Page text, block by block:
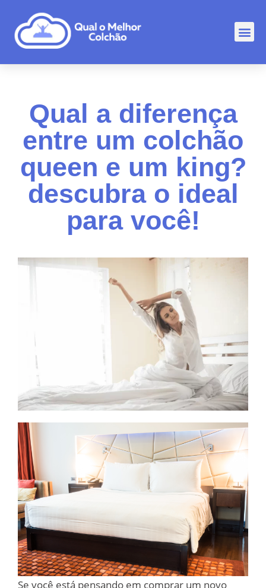
Qual a diferença
entre um colchão
queen e um king?
descubra o ideal
para você!
Se você está pensando em comprar um novo